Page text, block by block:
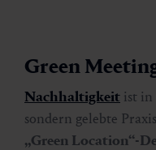
Green
Nachhaltigkeit ist in
sondern gelebte
„Green Location“-